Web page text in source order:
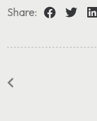
Share: